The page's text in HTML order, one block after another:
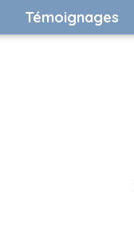
Témoignages